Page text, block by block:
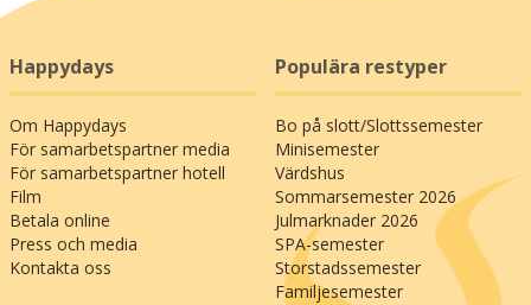
Happydays
Om Happydays
För samarbetspartner media
För samarbetspartner hotell
Film
Betala online
Press och media
Kontakta oss
Populära restyper
Bo på slott/Slottssemester
Minisemester
Värdshus
Sommarsemester 2026
Julmarknader 2026
SPA-semester
Storstadssemester
Familjesemester